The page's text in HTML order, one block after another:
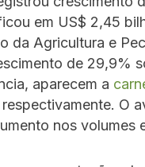
em US$ 2,45
da Agricultura e
de 29,9%
aparecem a
O
nos volumes